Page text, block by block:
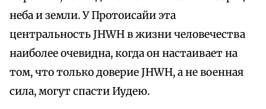
неба и земли. У Протоисайи эта
центральность JHWH в жизни человечества
наиболее очевидна, когда он настаивает на
том, что только доверие JHWH, а не военная
сила, могут спасти Иудею.